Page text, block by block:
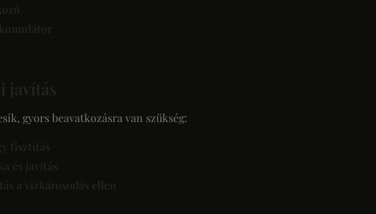
javítás
gyors beavatkozásra van szükség:
tisztítás
és javítás
a vízkárosodás ellen